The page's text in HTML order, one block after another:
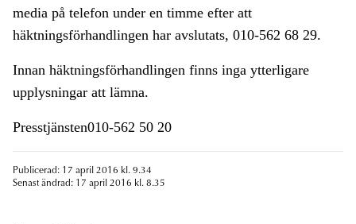
media på telefon under en timme efter att
häktningsförhandlingen har avslutats, 010-562 68 29.
Innan häktningsförhandlingen finns inga ytterligare
upplysningar att lämna.
Presstjänsten010-562 50 20
Publicerad: 17 april 2016 kl. 9.34
Senast ändrad: 17 april 2016 kl. 8.35